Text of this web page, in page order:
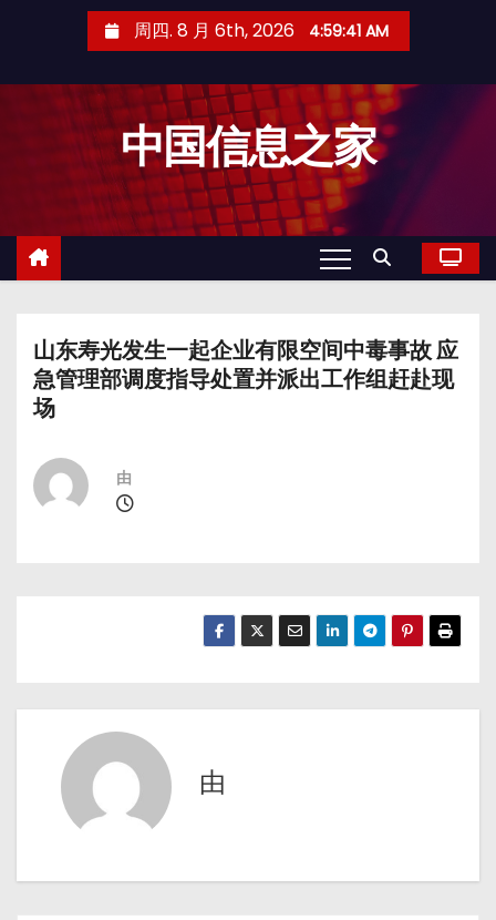
周四. 8 月 6th, 2026 4:59:42 AM
中国信息之家
山东寿光发生一起企业有限空间中毒事故 应
急管理部调度指导处置并派出工作组赶赴现
场
由
由